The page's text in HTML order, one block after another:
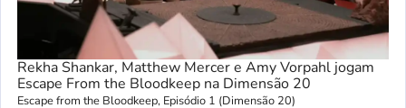
Rekha Shankar, Matthew Mercer e Amy Vorpahl jogam
Escape From the Bloodkeep na Dimensão 20
Escape from the Bloodkeep, Episódio 1 (Dimensão 20)